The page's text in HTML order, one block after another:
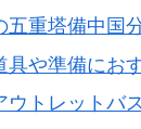
五重塔備中国
具や準備にお
ウトレットバ